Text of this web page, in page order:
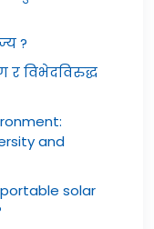
?
र विभेदविरुद्ध
and
solar